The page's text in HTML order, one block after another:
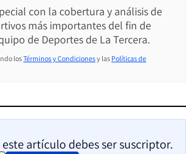
con la cobertura y análisis de
más importantes del fin de
de Deportes de La Tercera.
losTérminos y Condicionesy las Políticas de
artículo debes ser suscriptor.